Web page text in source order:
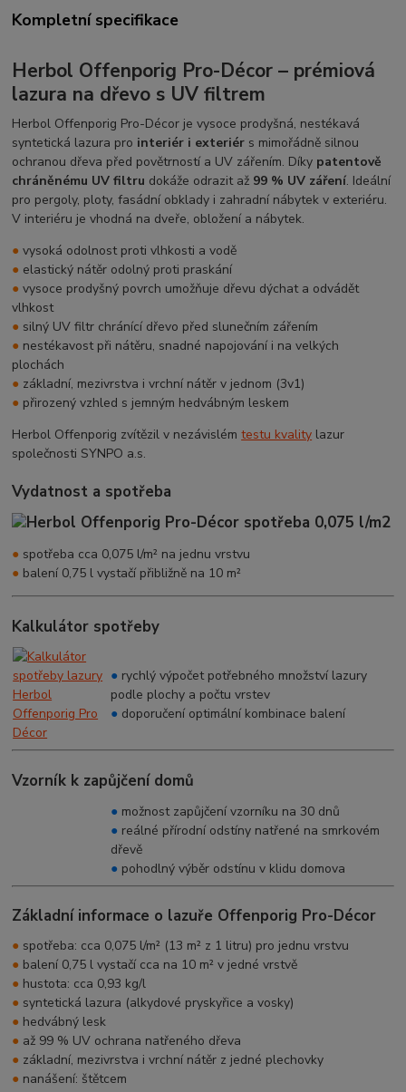
Kompletní specifikace
Herbol Offenporig Pro-Décor – prémiová
lazura na dřevo s UV filtrem
Herbol Offenporig Pro-Décor je vysoce prodyšná, nestékavá
syntetická lazura pro interiér i exteriér s mimořádně silnou
ochranou dřeva před povětrností a UV zářením. Díky patentově
chráněnému UV filtru dokáže odrazit až 99 % UV záření. Ideální
pro pergoly, ploty, fasádní obklady i zahradní nábytek v exteriéru.
V interiéru je vhodná na dveře, obložení a nábytek.
● vysoká odolnost proti vlhkosti a vodě
● elastický nátěr odolný proti praskání
● vysoce prodyšný povrch umožňuje dřevu dýchat a odvádět
vlhkost
● silný UV filtr chránící dřevo před slunečním zářením
● nestékavost při nátěru, snadné napojování i na velkých
plochách
● základní, mezivrstva i vrchní nátěr v jednom (3v1)
● přirozený vzhled s jemným hedvábným leskem
Herbol Offenporig zvítězil v nezávislémtestu kvality lazur
společnosti SYNPO a.s.
Vydatnost a spotřeba
● spotřeba cca 0,075 l/m² na jednu vrstvu
● balení 0,75 l vystačí přibližně na 10 m²
Kalkulátor spotřeby
● rychlý výpočet potřebného množství lazury
podle plochy a počtu vrstev
● doporučení optimální kombinace balení
Vzorník k zapůjčení domů
● možnost zapůjčení vzorníku na 30 dnů
● reálné přírodní odstíny natřené na smrkovém
dřevě
● pohodlný výběr odstínu v klidu domova
Základní informace o lazuře Offenporig Pro-Décor
● spotřeba: cca 0,075 l/m² (13 m² z 1 litru) pro jednu vrstvu
● balení 0,75 l vystačí cca na 10 m² v jedné vrstvě
● hustota: cca 0,93 kg/l
● syntetická lazura (alkydové pryskyřice a vosky)
● hedvábný lesk
● až 99 % UV ochrana natřeného dřeva
● základní, mezivrstva i vrchní nátěr z jedné plechovky
● nanášení: štětcem